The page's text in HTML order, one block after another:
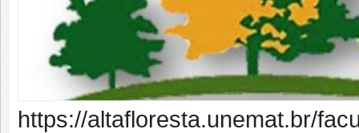
https://altafloresta.unemat.br/